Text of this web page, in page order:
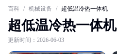
百科 / 机械设备 / 超低温冷热一体机
超低温冷热一体机
更新时间：2026-06-03